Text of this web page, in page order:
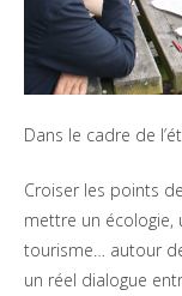
Dans le cadre de
Croiser les points
mettre un écologie,
tourisme… autour
un réel dialogue